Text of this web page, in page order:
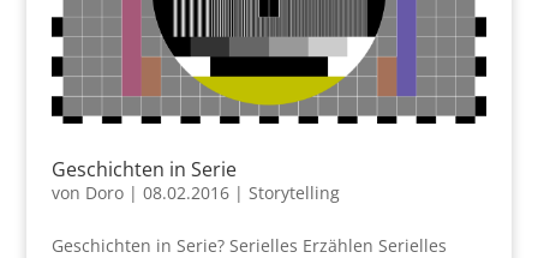
Geschichten in Serie
von Doro| 08.02.2016| Storytelling
Geschichten in Serie? Serielles Erzählen Serielles